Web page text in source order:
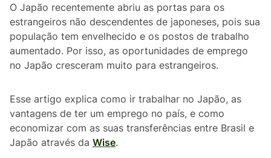
O Japão recentemente abriu as portas para os
estrangeiros não descendentes de japoneses, pois sua
população tem envelhecido e os postos de trabalho
aumentado. Por isso, as oportunidades de emprego
no Japão cresceram muito para estrangeiros.
Esse artigo explica como ir trabalhar no Japão, as
vantagens de ter um emprego no país, e como
economizar com as suas transferências entre Brasil e
Japão através da Wise.